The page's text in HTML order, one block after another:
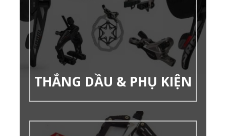
THẮNG DẦU & PHỤ KIỆN